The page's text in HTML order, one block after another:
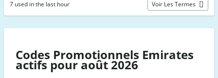
7 used in the last hour Voir Les Termes
Codes Promotionnels Emirates
actifs pour août 2026